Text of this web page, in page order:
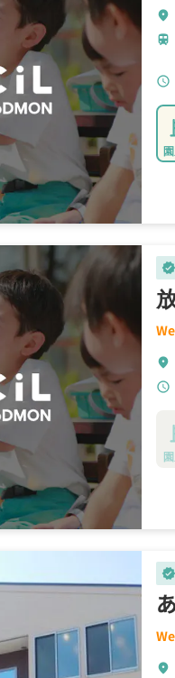
location_on
train
schedule
verified
location_on
schedule
verified
location_on